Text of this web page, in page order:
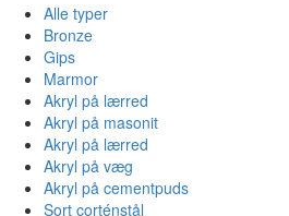
Alle typer
Bronze
Gips
Marmor
Akryl på lærred
Akryl på masonit
Akryl på lærred
Akryl på væg
Akryl på cementpuds
Sort corténstål